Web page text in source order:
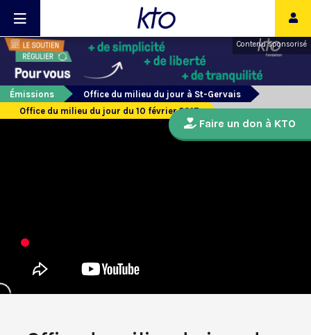
Contenu sponsorisé
Émissions
Office du milieu du jour à St-Gervais
Office du milieu du jour du 10 février 2017
Faire un don à KTO